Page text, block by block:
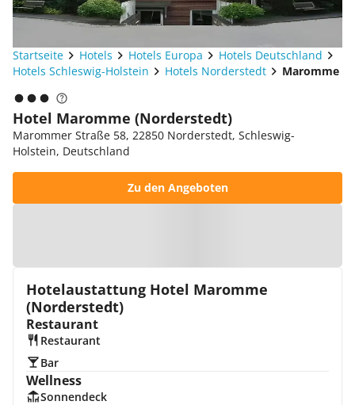
Startseite Hotels Hotels Europa
Hotels Deutschland
Hotels Schleswig-Holstein
Hotels Norderstedt Maromme
Hotel Maromme (Norderstedt)
Marommer Straße 58, 22850 Norderstedt, Schleswig-
Holstein, Deutschland
Zu den Angeboten
Hotelaustattung Hotel Maromme
(Norderstedt)
Restaurant
Restaurant
Bar
Wellness
Sonnendeck